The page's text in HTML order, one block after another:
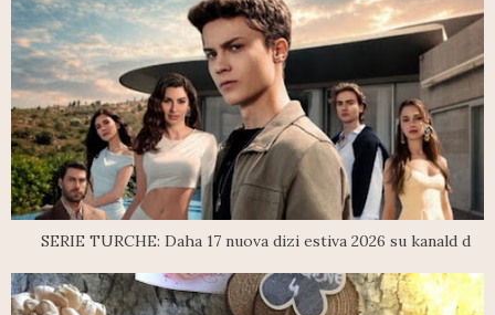
SERIE TURCHE: Daha 17 nuova dizi estiva 2026 su kanald d